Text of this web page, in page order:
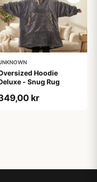
Hoodie
- Snug Rug
kr